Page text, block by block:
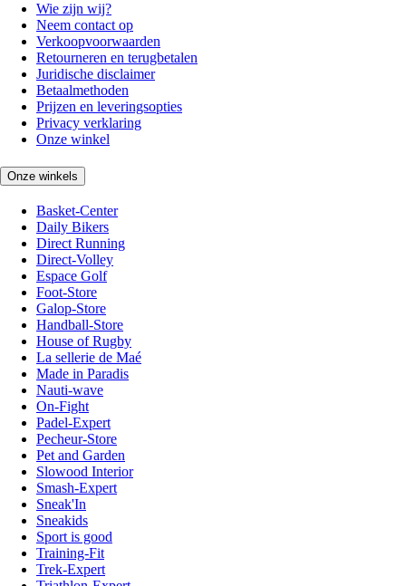
Wie zijn wij?
Neem contact op
Verkoopvoorwaarden
Retourneren en terugbetalen
Juridische disclaimer
Betaalmethoden
Prijzen en leveringsopties
Privacy verklaring
Onze winkel
Onze winkels
Basket-Center
Daily Bikers
Direct Running
Direct-Volley
Espace Golf
Foot-Store
Galop-Store
Handball-Store
House of Rugby
La sellerie de Maé
Made in Paradis
Nauti-wave
On-Fight
Padel-Expert
Pecheur-Store
Pet and Garden
Slowood Interior
Smash-Expert
Sneak'In
Sneakids
Sport is good
Training-Fit
Trek-Expert